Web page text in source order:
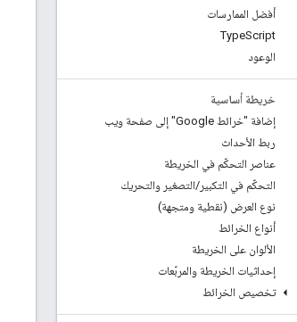
أفضل الممارسات
TypeScript
الوعود
خريطة أساسية
إضافة "خرائط Google" إلى صفحة ويب
ربط الأحداث
عناصر التحكّم في الخريطة
التحكّم في التكبير/التصغير والتحريك
نوع العرض (نقطية ومتجهة)
أنواع الخرائط
الألوان على الخريطة
إحداثيات الخريطة والمربّعات
تخصيص الخرائط